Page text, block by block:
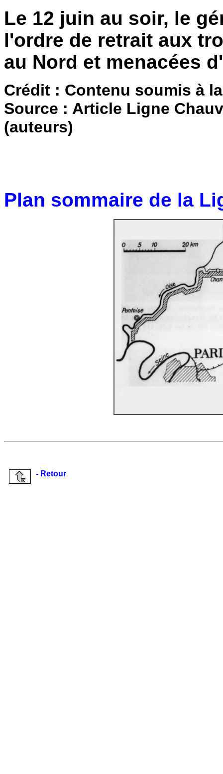
Le 12 juin au soir, le
l'ordre de retrait aux
au Nord et menacées
Crédit : Contenu soumis à
Source : Article Ligne
(auteurs)
Plan sommaire de la
- Retour